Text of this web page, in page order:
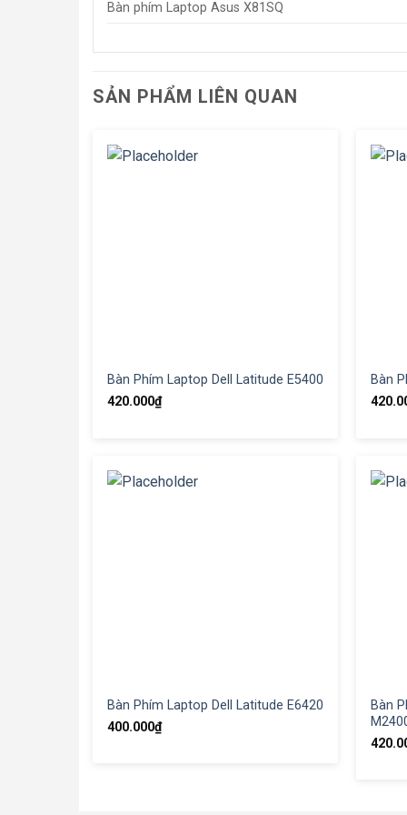
Bàn phím Laptop Asus X81SQ
SẢN PHẨM LIÊN QUAN
Bàn Phím Laptop Dell Latitude E5400
420.000₫
Bàn
Bàn Phím Laptop Dell Latitude E6420
400.000₫
Bàn